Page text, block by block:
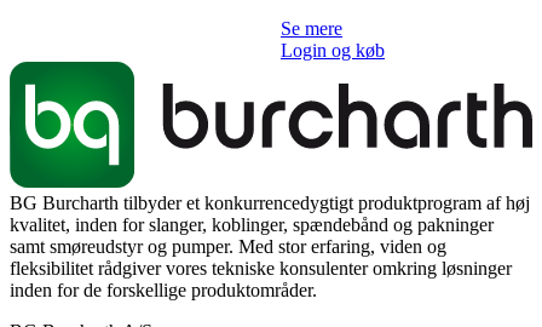
Se mere
Login og køb
BG Burcharth tilbyder et konkurrencedygtigt produktprogram af høj
kvalitet, inden for slanger, koblinger, spændebånd og pakninger
samt smøreudstyr og pumper. Med stor erfaring, viden og
fleksibilitet rådgiver vores tekniske konsulenter omkring løsninger
inden for de forskellige produktområder.